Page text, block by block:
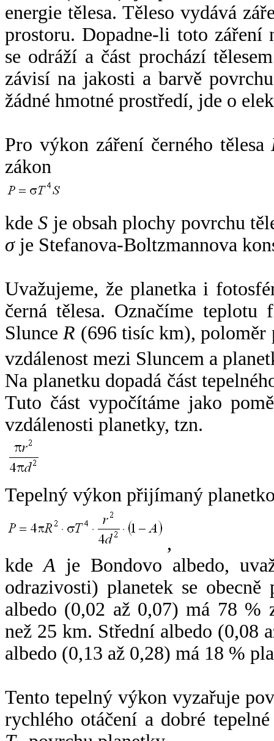
energie tělesa. Těleso vydává
prostoru. Dopadne-li toto záření
se odráží a část prochází
závisí na jakosti a barvě
žádné hmotné prostředí, jde o
Pro výkon záření černého tělesa
zákon
kdeS je obsah plochy povrchu
σje Stefanova-Boltzmannova
Uvažujeme, že planetka i
černá tělesa. Označíme
SlunceR (696 tisíc km),
vzdálenost mezi Sluncem a
Na planetku dopadá část
Tuto část vypočítáme jako
vzdálenosti planetky, tzn.
Tepelný výkon přijímaný
,
kdeA je Bondovo albedo,
odrazivosti) planetek se
albedo (0,02 až 0,07) má 78 %
než 25 km. Střední albedo (0,08
albedo (0,13 až 0,28) má 18 %
Tento tepelný výkon vyzařuje
rychlého otáčení a dobré